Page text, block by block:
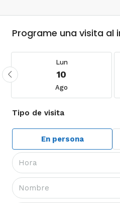
Programe una visita al
Lun
10
Ago
Tipo de visita
En persona
Hora